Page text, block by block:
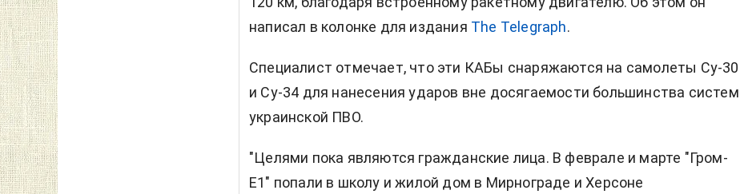
написал в колонке для издания The Telegraph.
Специалист отмечает, что эти КАБы снаряжаются на самолеты Су-30
и Су-34 для нанесения ударов вне досягаемости большинства систем
украинской ПВО.
"Целями пока являются гражданские лица. В феврале и марте "Гром-
Е1" попали в школу и жилой дом в Мирнограде и Херсоне